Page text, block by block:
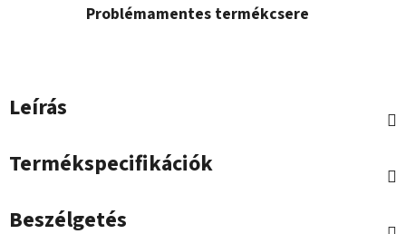
Problémamentes termékcsere
Leírás
Termékspecifikációk
Beszélgetés